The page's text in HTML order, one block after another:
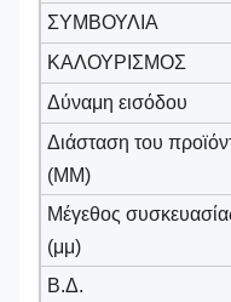
ΣΥΜΒΟΥΛΙΑ
ΚΑΛΟΥΡΙΣΜΟΣ
Δύναμη εισόδου
Διάσταση του
(MM)
Μέγεθος
(μμ)
Β.Δ.